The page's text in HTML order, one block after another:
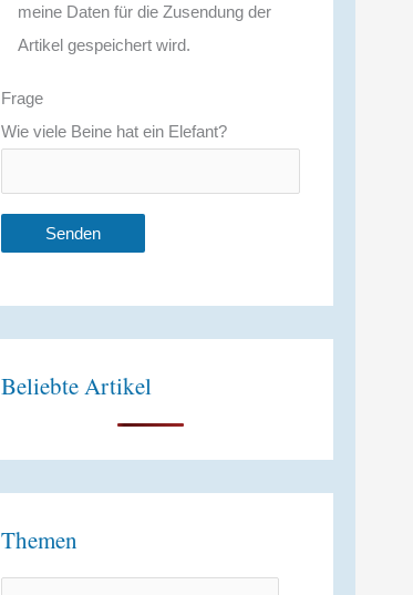
meine Daten für die Zusendung der
Artikel gespeichert wird.
Frage
Wie viele Beine hat ein Elefant?
Beliebte Artikel
Themen